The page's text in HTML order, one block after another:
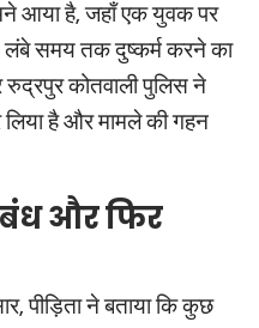
आया है, जहाँ एक युवक पर
लंबे समय तक दुष्कर्म करने का
रुद्रपुर कोतवाली पुलिस ने
है और मामले की गहन
और फिर
पीड़िता ने बताया कि कुछ